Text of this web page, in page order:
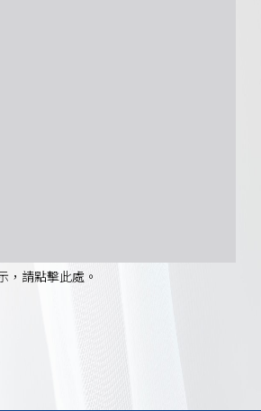
，請點擊此處。